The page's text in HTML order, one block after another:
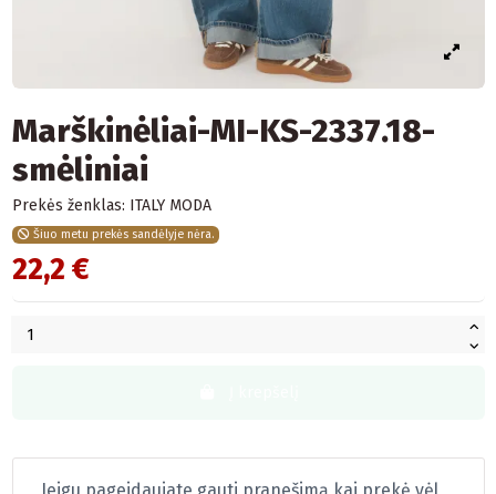
Marškinėliai-MI-KS-2337.18-
smėliniai
Prekės ženklas: ITALY MODA
Šiuo metu prekės sandėlyje nėra.
22,2 €